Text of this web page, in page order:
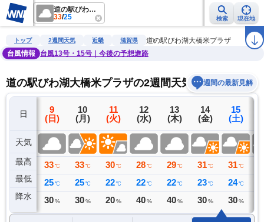
道の駅びわ湖大橋米プラザ
33/25 検索 現在地
雨雲レーダー 台風情報 地震情報 警報・注意報 2週間天気 ラ
トップ 2週間天気 近畿 滋賀県
道の駅びわ湖大橋米プラザ
台風情報
台風13号・15号｜今後の予想進路
道の駅びわ湖大橋米プラザの2週間天気予報週間の最新見解
日
天気
最高
最低
降水
8
(土)
35 ℃
25 ℃
0 ミリ
9
(日)
33 ℃
25 ℃
30 %
10
(月)
33 ℃
25 ℃
30 %
11
(火)
30 ℃
22 ℃
20 %
12
(水)
28 ℃
22 ℃
40 %
13
(木)
29 ℃
22 ℃
40 %
14
(金)
31 ℃
23 ℃
30 %
15
(土)
31 ℃
24 ℃
30 %